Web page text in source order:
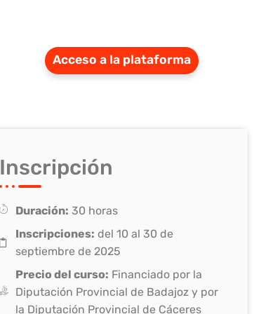
Acceso a la plataforma
Inscripción
Duración: 30 horas
Inscripciones: del 10 al 30 de
septiembre de 2025
Precio del curso: Financiado por la
Diputación Provincial de Badajoz y por
la Diputación Provincial de Cáceres